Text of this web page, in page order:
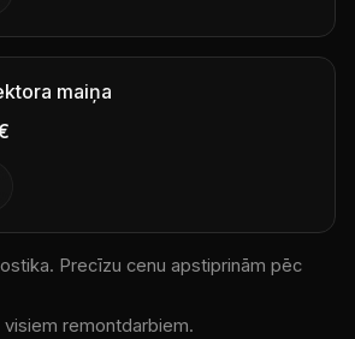
maiņa
Precīzu cenu apstiprinām pēc
remontdarbiem.